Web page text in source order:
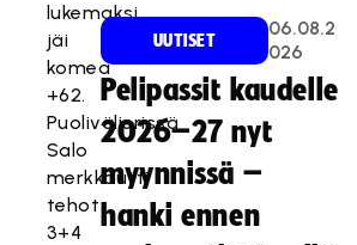
lukemaksi
jäi
komea
+62.
Puolivälierissä
Salo
merkkautti
tehot
3+4
UUTISET
06.08.2
026
Pelipassit kaudelle
2026–27 nyt
myynnissä –
hanki ennen